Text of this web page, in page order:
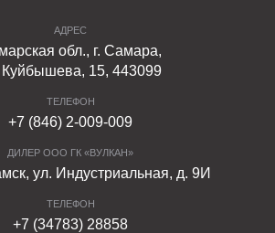
АДРЕС
обл., г. Самара,
Куйбышева, 15, 443099
ТЕЛЕФОН
+7 (846) 2-009-009
ДИЛЕР ООО ГК «ВУЛКАН»
ул. Индустриальная, д. 9И
ТЕЛЕФОН
+7 (34783) 28858